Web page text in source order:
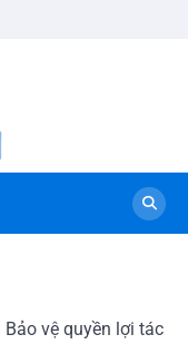
vệ quyền lợi tác